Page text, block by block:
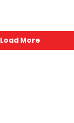
Load More